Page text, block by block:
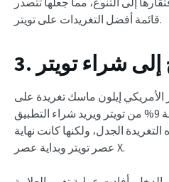
قائمة أفضل التغريدات على تويتر.
الأمريكي إيلون ماسك تغريدة على
تويتر قال فيها إنه يمتلك حصة 9% من تويتر ويريد شراء التطبيق
هذه التغريدة الجدل، ولكنها كانت نهاية
عصر تويتر وبداية عصر X.